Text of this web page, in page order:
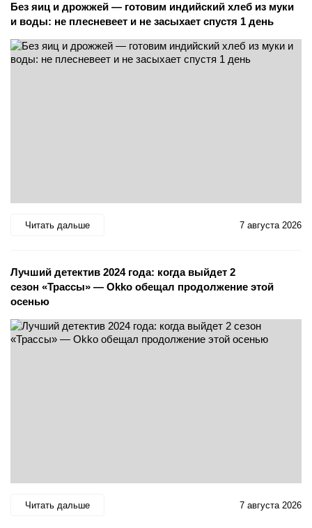
Без яиц и дрожжей — готовим индийский хлеб из муки
и воды: не плесневеет и не засыхает спустя 1 день
Читать дальше 7 августа 2026
Лучший детектив 2024 года: когда выйдет 2
сезон «Трассы» — Okko обещал продолжение этой
осенью
Читать дальше 7 августа 2026